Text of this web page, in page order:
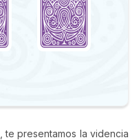
te presentamos la videncia